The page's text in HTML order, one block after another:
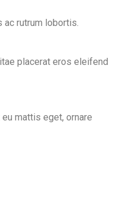
ac rutrum lobortis.
placerat eros eleifend
mattis eget, ornare